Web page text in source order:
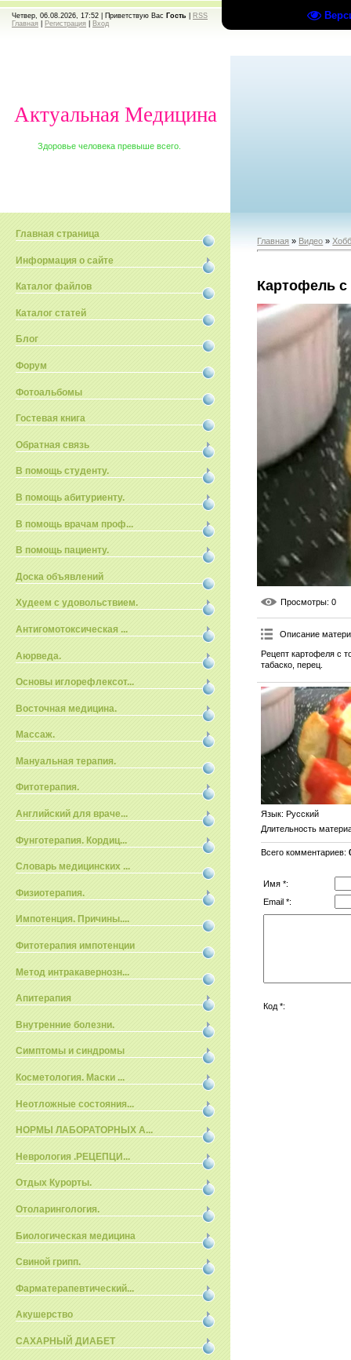
Четвер, 06.08.2026, 17:52 | Приветствую Вас Гость
RSS
Главная
Регистрация Вход
Актуальная Медицина
Здоровье человека превыше всего.
Главная страница
Информация о сайте
Каталог файлов
Каталог статей
Блог
Форум
Фотоальбомы
Гостевая книга
Обратная связь
В помощь студенту.
В помощь абитуриенту.
В помощь врачам проф...
В помощь пациенту.
Доска объявлений
Худеем с удовольствием.
Антигомотоксическая ...
Аюрведа.
Основы иглорефлексот...
Восточная медицина.
Массаж.
Мануальная терапия.
Фитотерапия.
Английский для враче...
Фунготерапия. Кордиц...
Словарь медицинских ...
Физиотерапия.
Импотенция. Причины....
Фитотерапия импотенции
Метод интракавернозн...
Апитерапия
Внутренние болезни.
Симптомы и синдромы
Косметология. Маски ...
Неотложные состояния...
НОРМЫ ЛАБОРАТОРНЫХ А...
Неврология .РЕЦЕПЦИ...
Отдых Курорты.
Отоларингология.
Биологическая медицина
Свиной грипп.
Фарматерапевтический...
Акушерство
САХАРНЫЙ ДИАБЕТ
Главная » Видео »
Картофель
Просмотры: 0
Описание
Рецепт картофеля с
табаско, перец.
Язык: Русский
Длительность
Всего комментариев:
Имя *:
Email *:
Код *: